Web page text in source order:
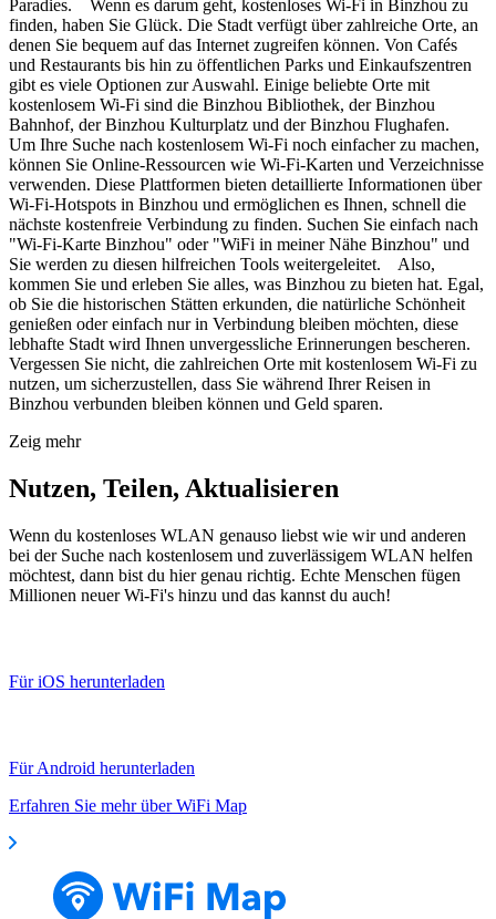
Paradies. Wenn es darum geht, kostenloses Wi-Fi in Binzhou zu
finden, haben Sie Glück. Die Stadt verfügt über zahlreiche Orte, an
denen Sie bequem auf das Internet zugreifen können. Von Cafés
und Restaurants bis hin zu öffentlichen Parks und Einkaufszentren
gibt es viele Optionen zur Auswahl. Einige beliebte Orte mit
kostenlosem Wi-Fi sind die Binzhou Bibliothek, der Binzhou
Bahnhof, der Binzhou Kulturplatz und der Binzhou Flughafen.
Um Ihre Suche nach kostenlosem Wi-Fi noch einfacher zu machen,
können Sie Online-Ressourcen wie Wi-Fi-Karten und Verzeichnisse
verwenden. Diese Plattformen bieten detaillierte Informationen über
Wi-Fi-Hotspots in Binzhou und ermöglichen es Ihnen, schnell die
nächste kostenfreie Verbindung zu finden. Suchen Sie einfach nach
"Wi-Fi-Karte Binzhou" oder "WiFi in meiner Nähe Binzhou" und
Sie werden zu diesen hilfreichen Tools weitergeleitet. Also,
kommen Sie und erleben Sie alles, was Binzhou zu bieten hat. Egal,
ob Sie die historischen Stätten erkunden, die natürliche Schönheit
genießen oder einfach nur in Verbindung bleiben möchten, diese
lebhafte Stadt wird Ihnen unvergessliche Erinnerungen bescheren.
Vergessen Sie nicht, die zahlreichen Orte mit kostenlosem Wi-Fi zu
nutzen, um sicherzustellen, dass Sie während Ihrer Reisen in
Binzhou verbunden bleiben können und Geld sparen.
Zeig mehr
Nutzen, Teilen, Aktualisieren
Wenn du kostenloses WLAN genauso liebst wie wir und anderen
bei der Suche nach kostenlosem und zuverlässigem WLAN helfen
möchtest, dann bist du hier genau richtig. Echte Menschen fügen
Millionen neuer Wi-Fi's hinzu und das kannst du auch!
Für iOS herunterladen
Für Android herunterladen
Erfahren Sie mehr über WiFi Map